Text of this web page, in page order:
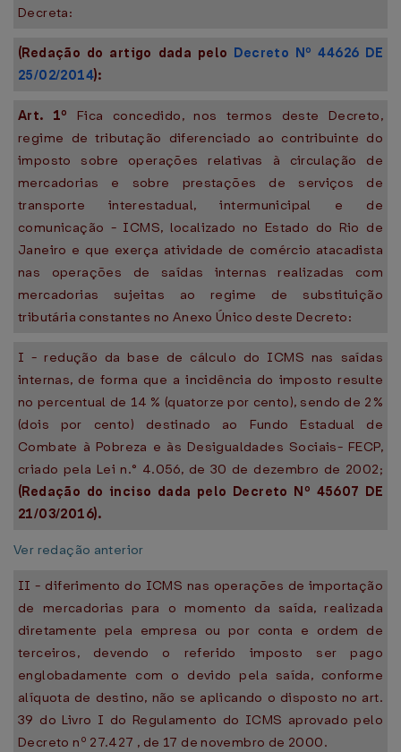
Decreta:
(Redação do artigo dada pelo Decreto Nº 44626 DE
25/02/2014):
Art. 1º Fica concedido, nos termos deste Decreto,
regime de tributação diferenciado ao contribuinte do
imposto sobre operações relativas à circulação de
mercadorias e sobre prestações de serviços de
transporte interestadual, intermunicipal e de
comunicação - ICMS, localizado no Estado do Rio de
Janeiro e que exerça atividade de comércio atacadista
nas operações de saídas internas realizadas com
mercadorias sujeitas ao regime de substituição
tributária constantes no Anexo Único deste Decreto:
I - redução da base de cálculo do ICMS nas saídas
internas, de forma que a incidência do imposto resulte
no percentual de 14 % (quatorze por cento), sendo de 2%
(dois por cento) destinado ao Fundo Estadual de
Combate à Pobreza e às Desigualdades Sociais- FECP,
criado pela Lei n.° 4.056, de 30 de dezembro de 2002;
(Redação do inciso dada pelo Decreto Nº 45607 DE
21/03/2016).
Ver redação anterior
II - diferimento do ICMS nas operações de importação
de mercadorias para o momento da saída, realizada
diretamente pela empresa ou por conta e ordem de
terceiros, devendo o referido imposto ser pago
englobadamente com o devido pela saída, conforme
alíquota de destino, não se aplicando o disposto no art.
39 do Livro I do Regulamento do ICMS aprovado pelo
Decreto nº 27.427 , de 17 de novembro de 2000.